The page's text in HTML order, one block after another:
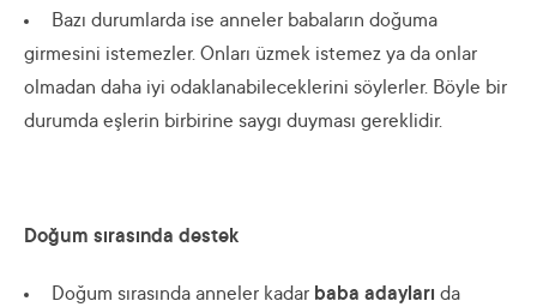
Bazı durumlarda ise anneler babaların doğuma
girmesini istemezler. Onları üzmek istemez ya da onlar
olmadan daha iyi odaklanabileceklerini söylerler. Böyle bir
durumda eşlerin birbirine saygı duyması gereklidir.
Doğum sırasında destek
Doğum sırasında anneler kadar baba adayları da